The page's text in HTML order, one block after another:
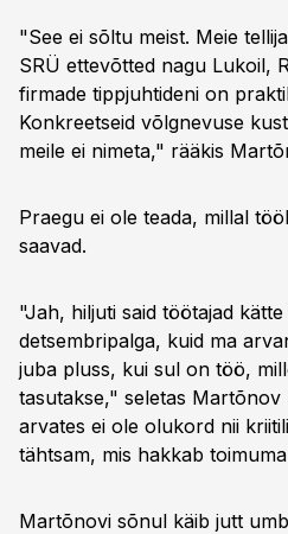
"See ei sõltu meist. Meie
SRÜ ettevõtted nagu Lukoil,
firmade tippjuhtideni on
Konkreetseid võlgnevuse
meile ei nimeta," rääkis
Praegu ei ole teada, millal
saavad.
"Jah, hiljuti said töötajad
detsembripalga, kuid ma
juba pluss, kui sul on töö,
tasutakse," seletas Martõnov
arvates ei ole olukord nii
tähtsam, mis hakkab
Martõnovi sõnul käib jutt